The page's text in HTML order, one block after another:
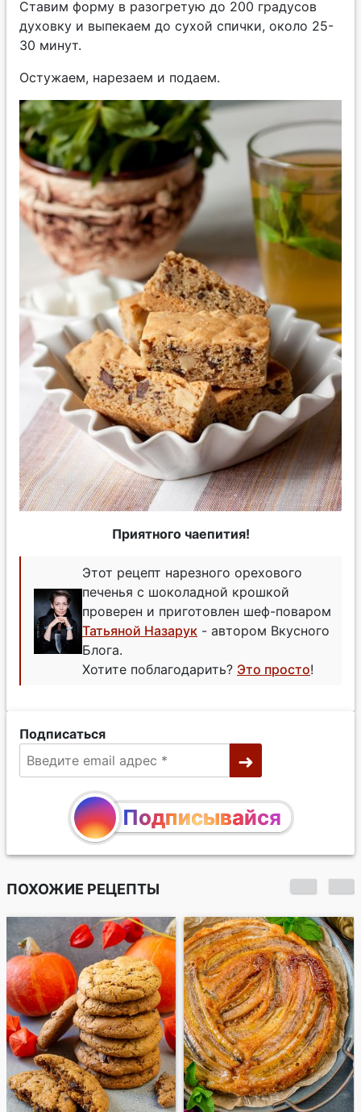
Ставим форму в разогретую до 200 градусов
духовку и выпекаем до сухой спички, около 25-
30 минут.
Остужаем, нарезаем и подаем.
Приятного чаепития!
Этот рецепт нарезного орехового
печенья с шоколадной крошкой
проверен и приготовлен шеф-поваром
Татьяной Назарук - автором Вкусного
Блога.
Хотите поблагодарить? Это просто!
Подписаться
Подписывайся
ПОХОЖИЕ РЕЦЕПТЫ
Арахисовое печенье
с шоколадной
крошкой